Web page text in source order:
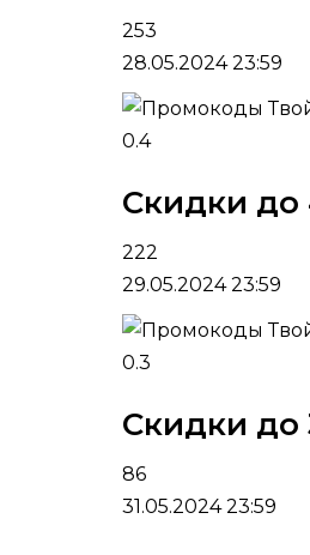
253
28.05.2024 23:59
0.4
Скидки до
222
29.05.2024 23:59
0.3
Скидки до
86
31.05.2024 23:59